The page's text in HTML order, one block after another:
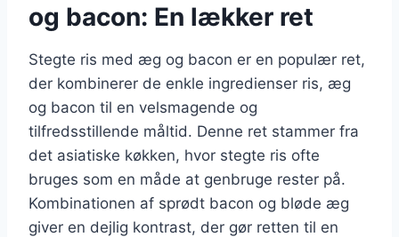
og bacon: En lækker ret
Stegte ris med æg og bacon er en populær ret,
der kombinerer de enkle ingredienser ris, æg
og bacon til en velsmagende og
tilfredsstillende måltid. Denne ret stammer fra
det asiatiske køkken, hvor stegte ris ofte
bruges som en måde at genbruge rester på.
Kombinationen af sprødt bacon og bløde æg
giver en dejlig kontrast, der gør retten til en